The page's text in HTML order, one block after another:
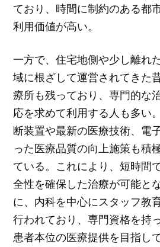
ており、時間に制約のある都
利用価値が高い。
一方で、住宅地側や少し離れ
域に根ざして運営されてきた
療所も残っており、専門的な
応を求めて利用する人も多い
断装置や最新の医療技術、電
った医療品質の向上施策も積
ている。これにより、短時間
全性を確保した治療が可能と
に、内科を中心にスタッフ教
行われており、専門資格を持
患者本位の医療提供を目指し